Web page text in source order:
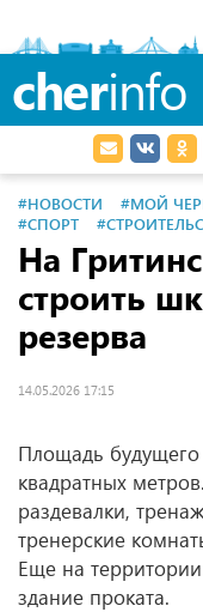
cherinfo
#НОВОСТИ #МОЙ
#СПОРТ
На
строить
резерва
14.05.2026 17:15
Площадь
квадратных
раздевалки,
тренерские
Еще на
здание проката.